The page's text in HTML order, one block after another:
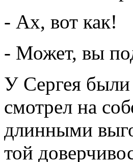
- Ах, вот как!
- Может, вы
У Сергея были
смотрел на
длинными
той